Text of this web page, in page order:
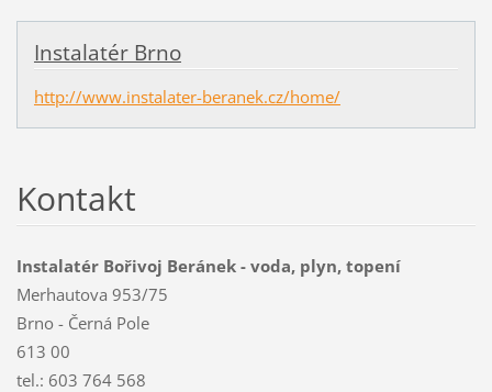
Instalatér Brno
http://www.instalater-beranek.cz/home/
Kontakt
Instalatér Bořivoj Beránek - voda, plyn, topení
Merhautova 953/75
Brno - Černá Pole
613 00
tel.: 603 764 568